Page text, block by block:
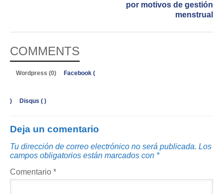
por motivos de gestión
menstrual
COMMENTS
Wordpress (0) Facebook (
) Disqus ( )
Deja un comentario
Tu dirección de correo electrónico no será publicada. Los
campos obligatorios están marcados con *
Comentario *